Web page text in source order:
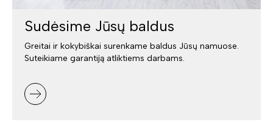
Sudėsime Jūsų baldus
Greitai ir kokybiškai surenkame baldus Jūsų namuose.
Suteikiame garantiją atliktiems darbams.